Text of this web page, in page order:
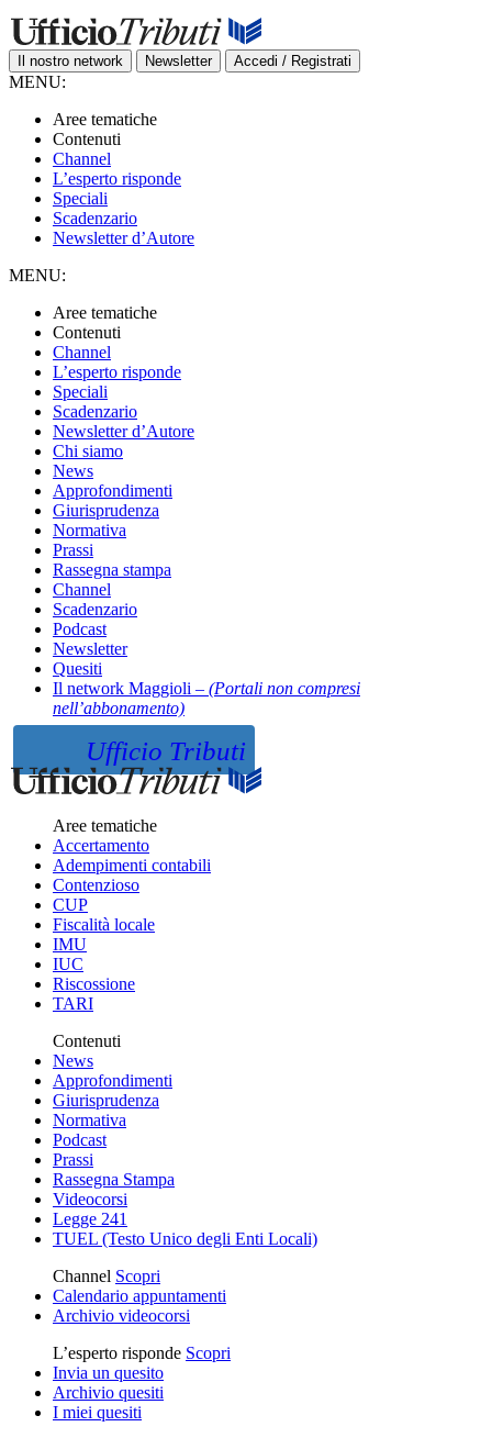
Il nostro network Newsletter Accedi / Registrati
MENU:
Aree tematiche
Contenuti
Channel
L’esperto risponde
Speciali
Scadenzario
Newsletter d’Autore
MENU:
Aree tematiche
Contenuti
Channel
L’esperto risponde
Speciali
Scadenzario
Newsletter d’Autore
Chi siamo
News
Approfondimenti
Giurisprudenza
Normativa
Prassi
Rassegna stampa
Channel
Scadenzario
Podcast
Newsletter
Quesiti
Il network Maggioli – (Portali non compresi
nell’abbonamento)
Ufficio Tributi
Aree tematiche
Accertamento
Adempimenti contabili
Contenzioso
CUP
Fiscalità locale
IMU
IUC
Riscossione
TARI
Contenuti
News
Approfondimenti
Giurisprudenza
Normativa
Podcast
Prassi
Rassegna Stampa
Videocorsi
Legge 241
TUEL (Testo Unico degli Enti Locali)
Channel Scopri
Calendario appuntamenti
Archivio videocorsi
L’esperto risponde Scopri
Invia un quesito
Archivio quesiti
I miei quesiti